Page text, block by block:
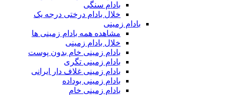
بادام سنگی
خلال بادام درختی درجه یک
بادام زمینی
مشاهده همه بادام زمینی ها
خلال بادام زمینی
بادام زمینی خام بدون پوست
بادام زمینی تگری
بادام زمینی غلاف دار ایرانی
بادام زمینی بوداده
بادام زمینی خام